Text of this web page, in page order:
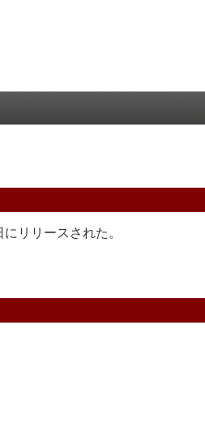
リリースされた。